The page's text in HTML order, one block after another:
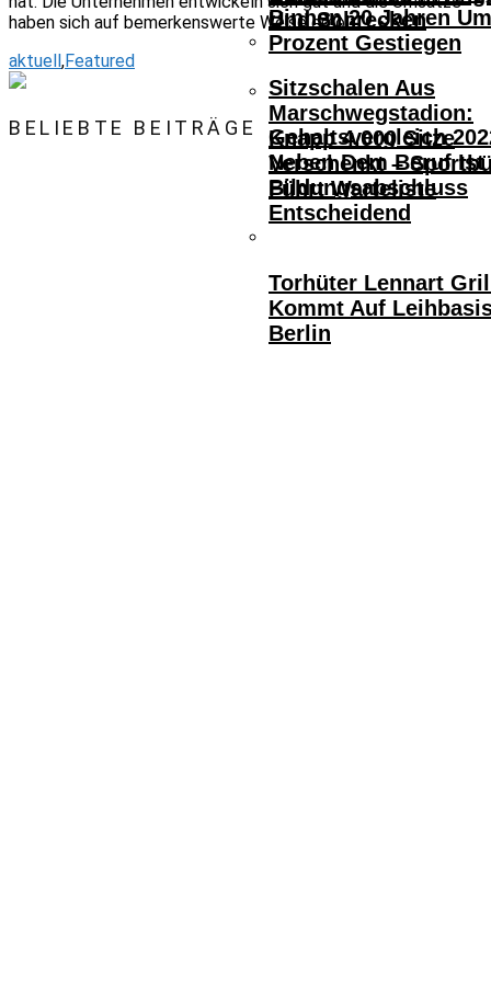
Und Schrecken
Binnen 20 Jahren
Prozent Gestiegen
Gehaltsvergleich
Neben Dem Beruf Ist
Bildungsabschluss
Entscheidend
Sitzschalen Aus
Marschwegstadion:
Knapp 4.000 Sitze
Verschenkt –
Führt Warteliste
Torhüter Lennart
Kommt Auf
Berlin
haben sich auf bemerkenswerte Weise erholt.“
aktuell,Featured
BELIEBTE BEITRÄGE